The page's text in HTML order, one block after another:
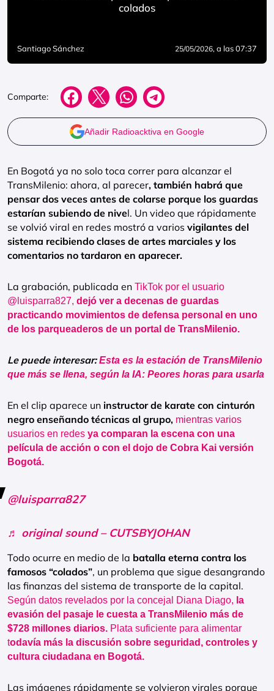
colados
Santiago Sánchez 25/05/2026, a las 07:37
Comparte:
Añadir Radioacktiva en Google
En Bogotá ya no solo toca correr para alcanzar el
TransMilenio: ahora, al parecer, también habrá que
pensar dos veces antes de colarse porque los guardas
estarían subiendo de nivel. Un video que rápidamente
se volvió viral en redes mostró a varios vigilantes del
sistema recibiendo clases de artes marciales y los
comentarios no tardaron en aparecer.
La grabación, publicada en TikTok por el usuario
@luisparra827, dejó ver a decenas de guardas
practicando movimientos de defensa personal en uno
de los parqueaderos de un portal de TransMilenio.
Le puede interesar:Esta es la estación de TransMilenio
que más se llena, según la IA: Peores horas para usarla
En el clip aparece un instructor de karate con cinturón
negro enseñando técnicas al grupo, mientras varios
usuarios en redes ya comparan la escena con una
película de acción o con el dojo de Cobra Kai versión
Bogotá.
@luisparra827
♬ original sound – CUTSBYJOHAN
Todo ocurre en medio de la batalla eterna contra los
famosos “colados”, un problema que sigue desangrando
las finanzas del sistema de transporte de la capital.
Según datos revelados por la concejal Diana Diago, la
evasión del pasaje le cuesta a TransMilenio más de
$728 millones diarios. Plata suficiente para alimentar
todavía más la discusión sobre seguridad, controles y
cultura ciudadana en Bogotá.
Las imágenes rápidamente se volvieron virales porque